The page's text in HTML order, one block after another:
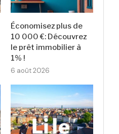
Économisez plus de
10 000 €: Découvrez
le prêt immobilier à
1% !
6 août 2026